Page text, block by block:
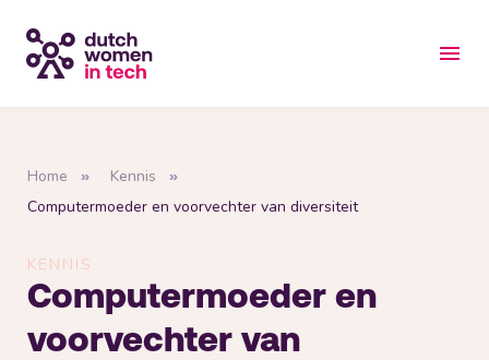
Home
Kennis
Computermoeder en voorvechter van diversiteit
KENNIS
Computermoeder en
voorvechter van